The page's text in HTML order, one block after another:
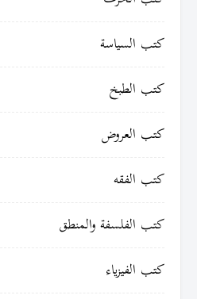
كتب السياسة
كتب الطبخ
كتب العروض
كتب الفقه
كتب الفلسفة والمنطق
كتب الفيزياء